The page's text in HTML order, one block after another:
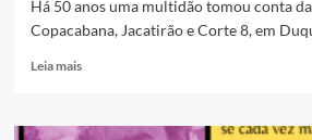
Há 50 anos uma multidão tomou conta
Copacabana, Jacatirão e Corte 8, em
Leia maisRead
50